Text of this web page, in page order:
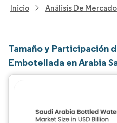
Inicio Análisis De Mercado
Tamaño y Participación
Embotellada en Arabia